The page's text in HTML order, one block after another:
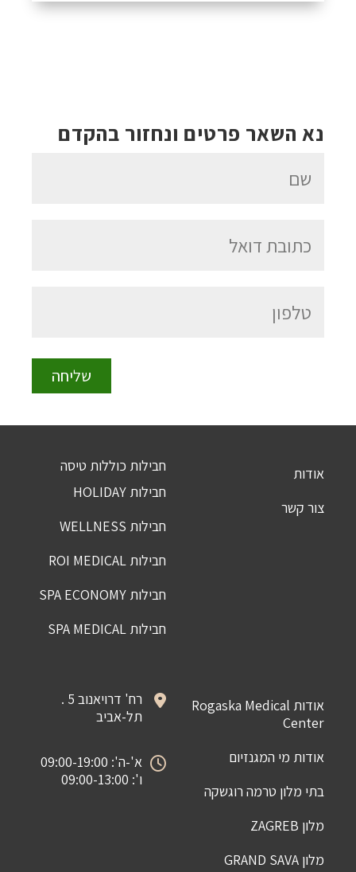
נא השאר פרטים ונחזור בהקדם
רח' דרויאנוב 5 .
תל-אביב
א'-ה': 09:00-19:00
ו': 09:00-13:00
אודות Rogaska Medical
Center
אודות מי המגנזיום
בתי מלון טרמה רוגשקה
מלון ZAGREB
מלון GRAND SAVA
חבילות כוללות טיסה
חבילות HOLIDAY
חבילות WELLNESS
חבילות ROI MEDICAL
חבילות SPA ECONOMY
חבילות SPA MEDICAL
אודות
צור קשר